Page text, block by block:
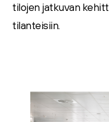
tilojen jatkuvan
tilanteisiin.